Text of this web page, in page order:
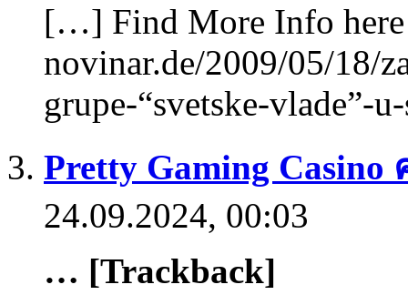
[…] Find More Info here
novinar.de/2009/05/18/
grupe-“svetske-vlade”-
Pretty Gaming
24.09.2024, 00:03
… [Trackback]